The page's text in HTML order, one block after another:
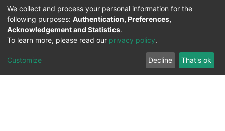
We collect and process your personal information for the
following purposes: Authentication, Preferences,
Acknowledgement and Statistics.
To learn more, please read our privacy policy.
Customize Decline That's ok